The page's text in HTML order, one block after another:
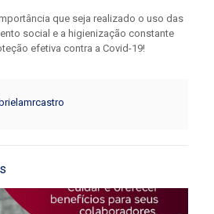
que seja realizado o uso das
social e a higienização constante
efetiva contra a Covid-19!